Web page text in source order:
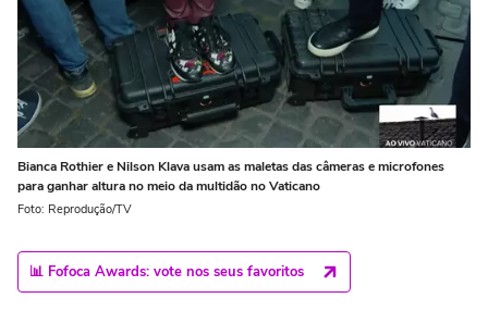
Bianca Rothier e Nilson Klava usam as maletas das câmeras e microfones
para ganhar altura no meio da multidão no Vaticano
Foto: Reprodução/TV
📊 Fofoca Awards: vote nos seus favoritos